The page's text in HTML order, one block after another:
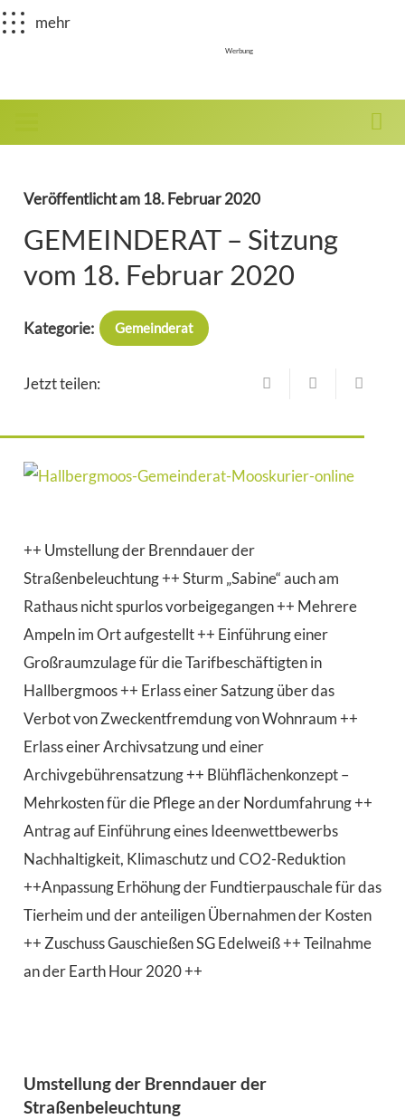
mehr
Werbung
Veröffentlicht am 18. Februar 2020
GEMEINDERAT – Sitzung
vom 18. Februar 2020
Kategorie: Gemeinderat
Jetzt teilen:
++ Umstellung der Brenndauer der
Straßenbeleuchtung ++Sturm „Sabine“ auch am
Rathaus nicht spurlos vorbeigegangen ++ Mehrere
Ampeln im Ort aufgestellt ++ Einführung einer
Großraumzulage für die Tarifbeschäftigten in
Hallbergmoos ++ Erlass einer Satzung über das
Verbot von Zweckentfremdung von Wohnraum ++
Erlass einer Archivsatzung und einer
Archivgebührensatzung ++ Blühflächenkonzept –
Mehrkosten für die Pflege an der Nordumfahrung ++
Antrag auf Einführung eines Ideenwettbewerbs
Nachhaltigkeit, Klimaschutz und CO2-Reduktion
++Anpassung Erhöhung der Fundtierpauschale für das
Tierheim und der anteiligen Übernahmen der Kosten
++ Zuschuss Gauschießen SG Edelweiß ++Teilnahme
an der Earth Hour 2020 ++
Umstellung der Brenndauer der
Straßenbeleuchtung